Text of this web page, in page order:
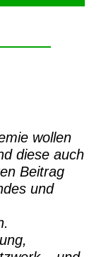
wollen
diese auch
Beitrag
und